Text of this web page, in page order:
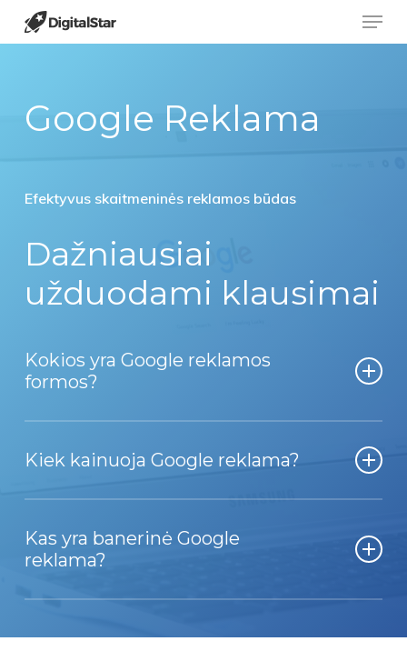
to
content
Menu
Google Reklama
Efektyvus skaitmeninės reklamos būdas
Dažniausiai
užduodami klausimai
Kokios yra Google reklamos
formos?
arba banerinė reklama bet kurioje svetainėje, kuri
Kiek kainuoja Google reklama?
kanalo, konkrečių reklamuojamų raktinių žodžių,
reklaminės kampanijos apimties ir tikslų.
Kas yra banerinė Google
reklama?
naudojami kaip pakartotinė reklama –